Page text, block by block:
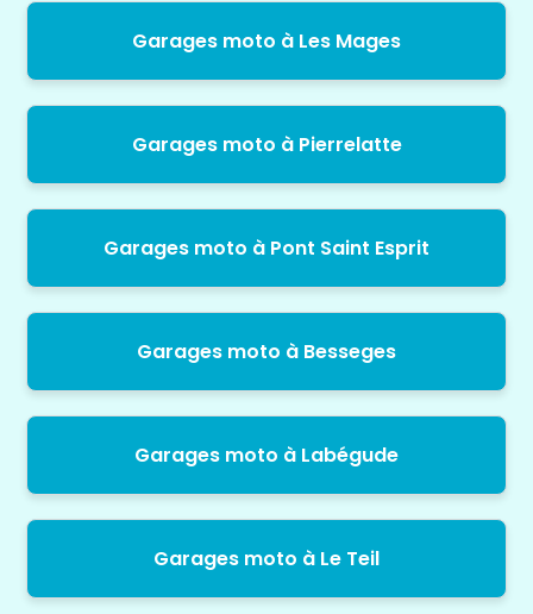
Garages moto à Les Mages
Garages moto à Pierrelatte
Garages moto à Pont Saint Esprit
Garages moto à Besseges
Garages moto à Labégude
Garages moto à Le Teil